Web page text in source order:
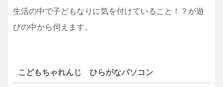
生活の中で子どもなりに気を付けていること！？が遊
びの中から伺えます。
こどもちゃれんじ ひらがなパソコン